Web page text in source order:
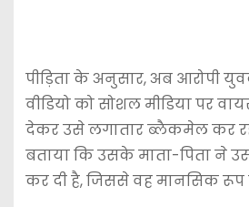
पीड़िता के अनुसार, अब आरोपी
वीडियो को सोशल मीडिया पर
देकर उसे लगातार ब्लैकमेल कर
बताया कि उसके माता-पिता ने
कर दी है, जिससे वह मानसिक रूप